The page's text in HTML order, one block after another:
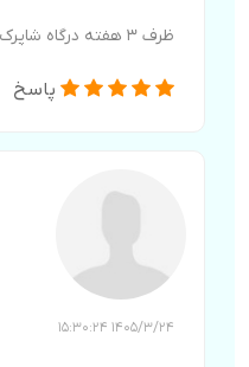
ظرف ۳ هفته درگاه شاپرک بگیرم. دست مریزاد.
پاسخ
1405/3/24 15:30:24